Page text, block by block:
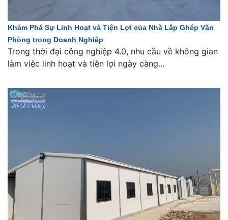
Khám Phá Sự Linh Hoạt và Tiện Lợi của Nhà Lắp Ghép Văn
Phòng trong Doanh Nghiệp
Trong thời đại công nghiệp 4.0, nhu cầu về không gian
làm việc linh hoạt và tiện lợi ngày càng...